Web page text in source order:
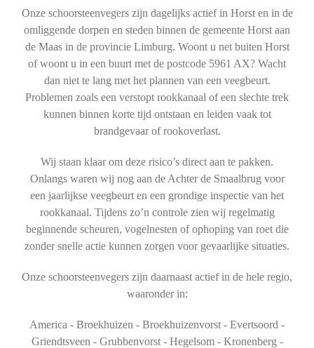
Onze schoorsteenvegers zijn dagelijks actief in Horst en in de
omliggende dorpen en steden binnen de gemeente Horst aan
de Maas in de provincie Limburg. Woont u net buiten Horst
of woont u in een buurt met de postcode 5961 AX? Wacht
dan niet te lang met het plannen van een veegbeurt.
Problemen zoals een verstopt rookkanaal of een slechte trek
kunnen binnen korte tijd ontstaan en leiden vaak tot
brandgevaar of rookoverlast.
Wij staan klaar om deze risico’s direct aan te pakken.
Onlangs waren wij nog aan de Achter de Smaalbrug voor
een jaarlijkse veegbeurt en een grondige inspectie van het
rookkanaal. Tijdens zo’n controle zien wij regelmatig
beginnende scheuren, vogelnesten of ophoping van roet die
zonder snelle actie kunnen zorgen voor gevaarlijke situaties.
Onze schoorsteenvegers zijn daarnaast actief in de hele regio,
waaronder in:
America - Broekhuizen - Broekhuizenvorst - Evertsoord -
Griendtsveen - Grubbenvorst - Hegelsom - Kronenberg -